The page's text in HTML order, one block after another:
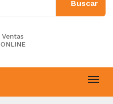
Ventas
ONLINE